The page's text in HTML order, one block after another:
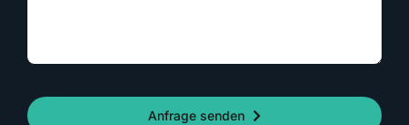
Anfrage senden